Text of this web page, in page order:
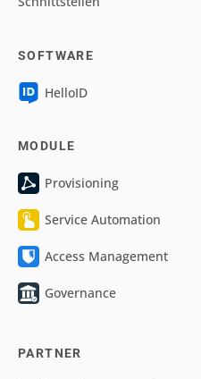
SOFTWARE
HelloID
MODULE
Provisioning
Service Automation
Access Management
Governance
PARTNER